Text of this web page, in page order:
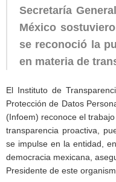
Secretaría
México
se reconoció la
en materia de
El Instituto de
Protección de Datos
(Infoem) reconoce el
transparencia proactiva,
se impulse en la entidad,
democracia mexicana,
Presidente de este